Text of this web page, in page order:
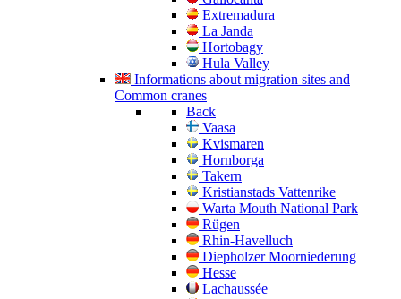
Extremadura
La Janda
Hortobagy
Hula Valley
Informations about migration sites and
Common cranes
Back
Vaasa
Kvismaren
Hornborga
Takern
Kristianstads Vattenrike
Warta Mouth National Park
Rügen
Rhin-Havelluch
Diepholzer Moorniederung
Hesse
Lachaussée